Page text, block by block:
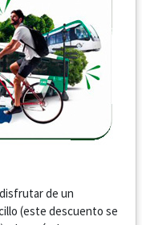
de un
(este descuento se